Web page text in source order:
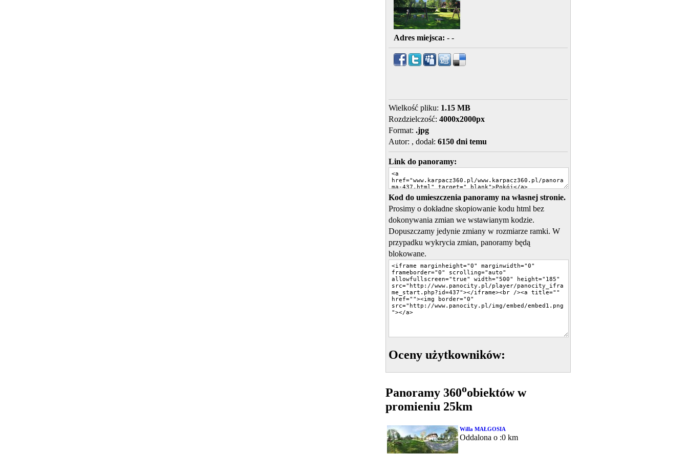
Adres miejsca: - -
Wielkość pliku: 1.15 MB
Rozdzielczość: 4000x2000px
Format: .jpg
Autor: , dodał: 6150 dni temu
Link do panoramy:
Kod do umieszczenia panoramy na własnej stronie.
Prosimy o dokładne skopiowanie kodu html bez
dokonywania zmian we wstawianym kodzie.
Dopuszczamy jedynie zmiany w rozmiarze ramki. W
przypadku wykrycia zmian, panoramy będą
blokowane.
Oceny użytkowników:
Panoramy 360oobiektów w
promieniu 25km
Willa MAŁGOSIA
Oddalona o :0 km